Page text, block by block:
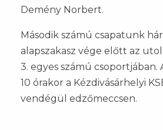
Demény Norbert.
Második számú csapatunk
alapszakasz vége előtt az
3. egyes számú csoportjában.
10 órakor a Kézdivásárhelyi
vendégül edzőmeccsen.